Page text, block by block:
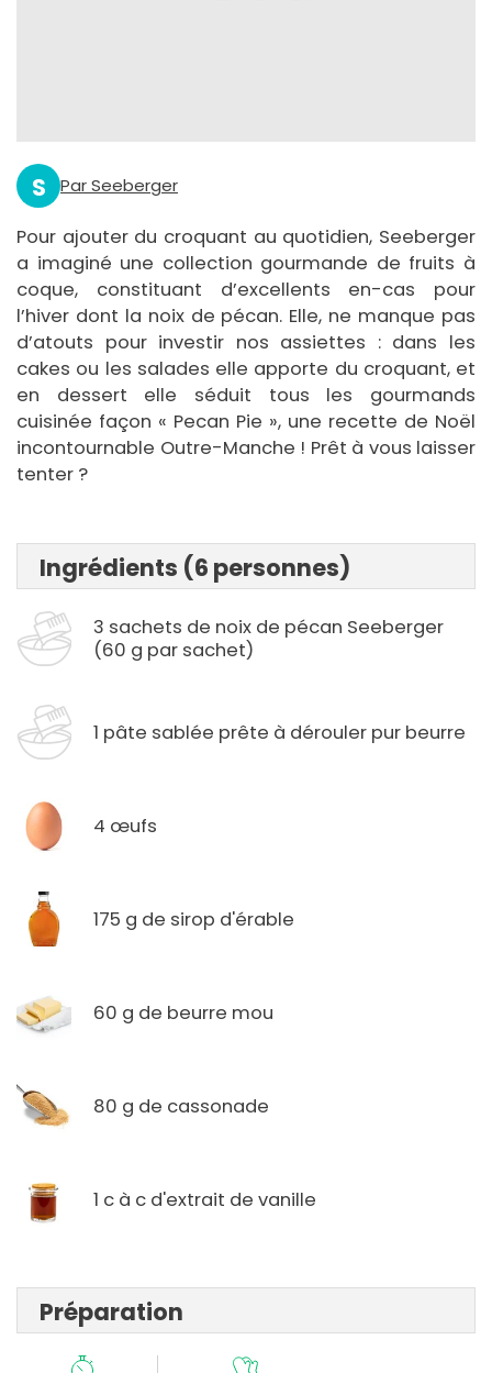
S Par Seeberger
Pour ajouter du croquant au quotidien, Seeberger
a imaginé une collection gourmande de fruits à
coque, constituant d’excellents en-cas pour
l’hiver dont la noix de pécan. Elle, ne manque pas
d’atouts pour investir nos assiettes : dans les
cakes ou les salades elle apporte du croquant, et
en dessert elle séduit tous les gourmands
cuisinée façon « Pecan Pie », une recette de Noël
incontournable Outre-Manche ! Prêt à vous laisser
tenter ?
Ingrédients (6 personnes)
3 sachets de noix de pécan Seeberger
(60 g par sachet)
1 pâte sablée prête à dérouler pur beurre
4 œufs
175 g de sirop d'érable
60 g de beurre mou
80 g de cassonade
1 c à c d'extrait de vanille
Préparation